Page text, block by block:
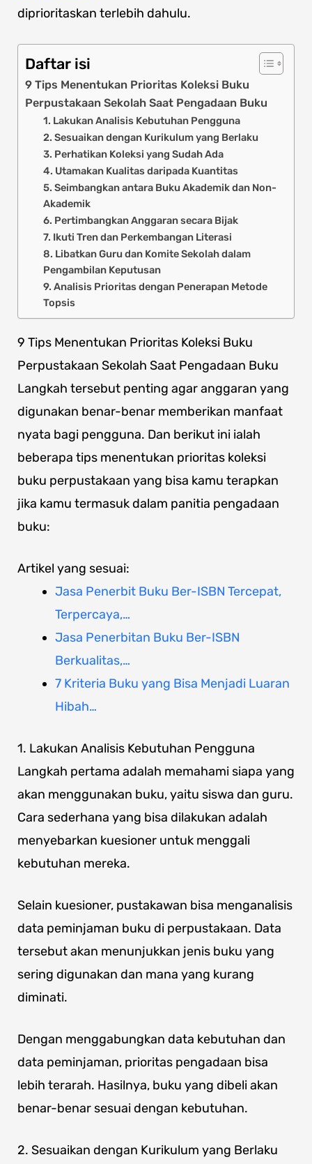
diprioritaskan terlebih dahulu.
Daftar isi
9 Tips Menentukan Prioritas Koleksi Buku
Perpustakaan Sekolah Saat Pengadaan Buku
1. Lakukan Analisis Kebutuhan Pengguna
2. Sesuaikan dengan Kurikulum yang Berlaku
3. Perhatikan Koleksi yang Sudah Ada
4. Utamakan Kualitas daripada Kuantitas
5. Seimbangkan antara Buku Akademik dan Non-
Akademik
6. Pertimbangkan Anggaran secara Bijak
7. Ikuti Tren dan Perkembangan Literasi
8. Libatkan Guru dan Komite Sekolah dalam
Pengambilan Keputusan
9. Analisis Prioritas dengan Penerapan Metode
Topsis
9 Tips Menentukan Prioritas Koleksi Buku
Perpustakaan Sekolah Saat Pengadaan Buku
Langkah tersebut penting agar anggaran yang
digunakan benar-benar memberikan manfaat
nyata bagi pengguna. Dan berikut ini ialah
beberapa tips menentukan prioritas koleksi
buku perpustakaan yang bisa kamu terapkan
jika kamu termasuk dalam panitia pengadaan
buku:
Artikel yang sesuai:
Jasa Penerbit Buku Ber-ISBN Tercepat,
Terpercaya,…
Jasa Penerbitan Buku Ber-ISBN
Berkualitas,…
7 Kriteria Buku yang Bisa Menjadi Luaran
Hibah…
1. Lakukan Analisis Kebutuhan Pengguna
Langkah pertama adalah memahami siapa yang
akan menggunakan buku, yaitu siswa dan guru.
Cara sederhana yang bisa dilakukan adalah
menyebarkan kuesioner untuk menggali
kebutuhan mereka.
Selain kuesioner, pustakawan bisa menganalisis
data peminjaman buku di perpustakaan. Data
tersebut akan menunjukkan jenis buku yang
sering digunakan dan mana yang kurang
diminati.
Dengan menggabungkan data kebutuhan dan
data peminjaman, prioritas pengadaan bisa
lebih terarah. Hasilnya, buku yang dibeli akan
benar-benar sesuai dengan kebutuhan.
2. Sesuaikan dengan Kurikulum yang Berlaku